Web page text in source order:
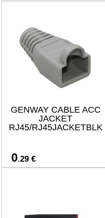
GENWAY CABLE ACC
JACKET
RJ45/RJ45JACKETBLK
0.29 €